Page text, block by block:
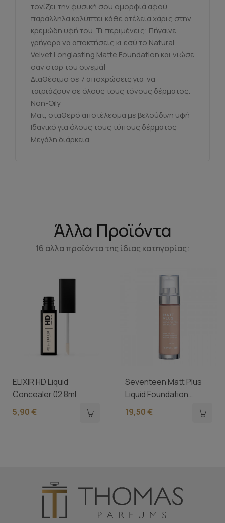
τονίζει την φυσική σου ομορφιά αφού
παράλληλα καλύπτει κάθε ατέλεια χάρις στην
κρεμώδη υφή του. Τι περιμένεις; Πήγαινε
γρήγορα να αποκτήσεις κι εσύ το Natural
Velvet Longlasting Matte Foundation και νιώσε
σαν σταρ του σινεμά!
Διαθέσιμο σε 7 αποχρώσεις για να
ταιριάζουν σε όλους τους τόνους δέρματος.
Non-Oily
Ματ, σταθερό αποτέλεσμα με βελούδινη υφή
Ιδανικό για όλους τους τύπους δέρματος
Μεγάλη διάρκεια
Άλλα Προϊόντα
16 άλλα προϊόντα της ίδιας κατηγορίας:
ELIXIR HD Liquid
Concealer 02 8ml
5,90 €
Seventeen Matt Plus
Liquid Foundation
SPF20 N02...
19,50 €